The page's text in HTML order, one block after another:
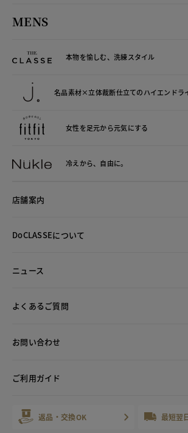
MENS
本物を愉しむ、洗練スタイル
名品素材×立体裁断仕立てのハイエンドラ
女性を足元から元気にする
冷えから、 自由に。
店舗案内
DoCLASSEについて
ニュース
よくあるご質問
お問い合わせ
ご利用ガイド
返品・交換OK 最短翌